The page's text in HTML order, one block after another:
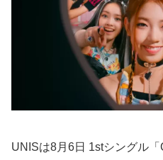
UNISは8月6日 1stシングル